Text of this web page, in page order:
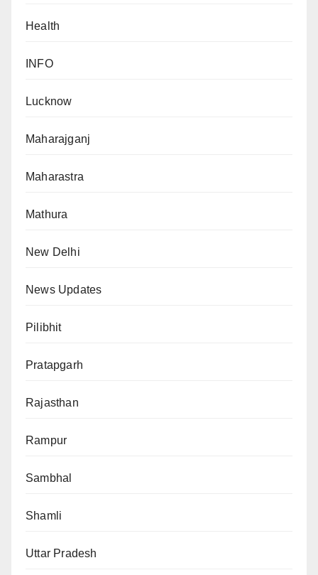
Health
INFO
Lucknow
Maharajganj
Maharastra
Mathura
New Delhi
News Updates
Pilibhit
Pratapgarh
Rajasthan
Rampur
Sambhal
Shamli
Uttar Pradesh